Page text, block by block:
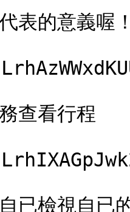
表的意義喔
查看行程
已檢視自已